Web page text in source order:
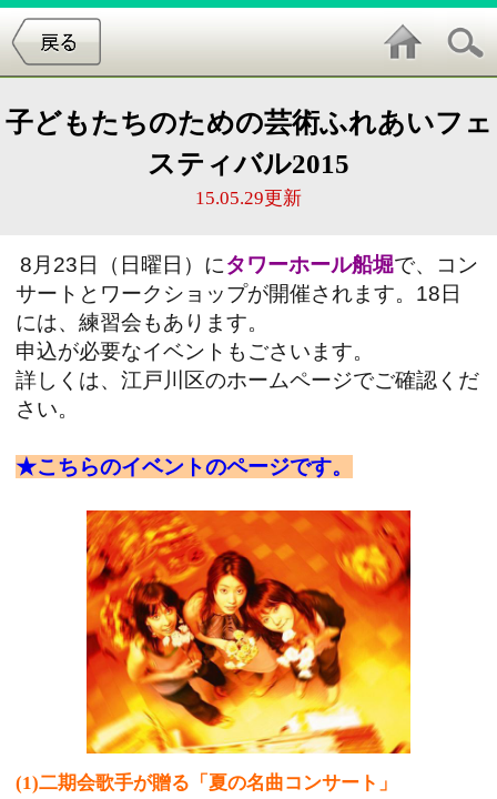
スティバル2015
タワーホール船堀で、コン
サートとワークショップが開催されます。18日
申込が必要なイベントもごさいます。
詳しくは、江戸川区のホームページでご確認くだ
さい。
★こちらのイベントのページです。
(1)二期会歌手が贈る「夏の名曲コンサート」
時間：午後1時30分開演
場所：5階大ホール
費用：2,800円（ペア券5,000円）
(2)「夏の名曲コンサート」で行うオペラ「カルメン」
の合唱で舞台に出演しよう！（練習会）
日時：平成27年8月18日（火曜日）午後1時30分から
場所：船堀第二小学校体育館
対象：(1)のチケットを購入した方
時間：午前10時15分から